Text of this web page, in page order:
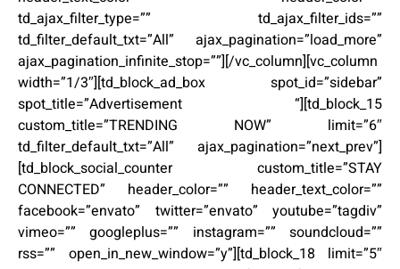
td_ajax_filter_type=”” td_ajax_filter_ids=””
td_filter_default_txt=”All” ajax_pagination=”load_more”
ajax_pagination_infinite_stop=””][/vc_column][vc_column
width=”1/3″][td_block_ad_box spot_id=”sidebar”
spot_title=”Advertisement “][td_block_15
custom_title=”TRENDING NOW” limit=”6″
td_filter_default_txt=”All” ajax_pagination=”next_prev”]
[td_block_social_counter custom_title=”STAY
CONNECTED” header_color=”” header_text_color=””
facebook=”envato” twitter=”envato” youtube=”tagdiv”
vimeo=”” googleplus=”” instagram=”” soundcloud=””
rss=”” open_in_new_window=”y”][td_block_18 limit=”5″